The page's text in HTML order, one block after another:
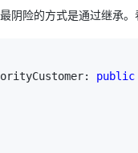
阴险的方式是通过继承。
public